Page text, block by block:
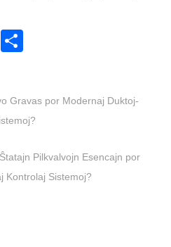
LinkedIn
Gravas por Modernaj Duktoj-
Pilkvalvojn Esencajn por
Kontrolaj Sistemoj?